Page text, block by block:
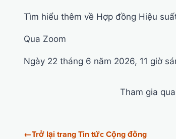
Tìm hiểu thêm về Hợp đồng Hiệu
Qua Zoom
Ngày 22 tháng 6 năm 2026, 11 giờ
Tham gia
←Trở lại trang Tin tức Cộng đồng